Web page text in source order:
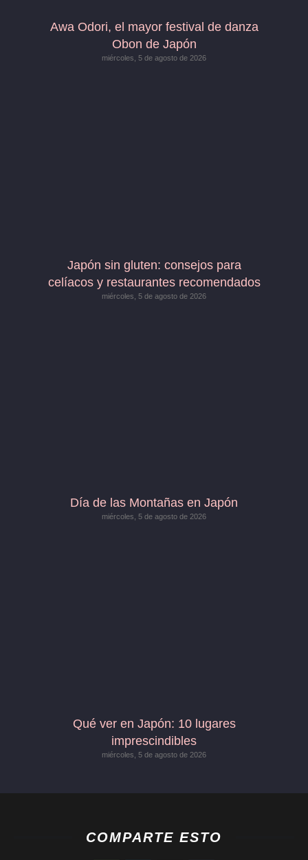
Awa Odori, el mayor festival de danza
Obon de Japón
miércoles, 5 de agosto de 2026
Japón sin gluten: consejos para
celíacos y restaurantes recomendados
miércoles, 5 de agosto de 2026
Día de las Montañas en Japón
miércoles, 5 de agosto de 2026
Qué ver en Japón: 10 lugares
imprescindibles
miércoles, 5 de agosto de 2026
COMPARTE ESTO